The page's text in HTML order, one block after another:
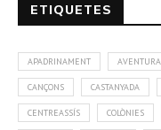
ETIQUETES
APADRINAMENT AVENTURA
CANÇONS CASTANYADA
CENTREASSÍS COLÒNIES